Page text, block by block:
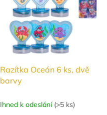
Razítka Oceán 6 ks, dvě
barvy
Ihned k odeslání (>5 ks)